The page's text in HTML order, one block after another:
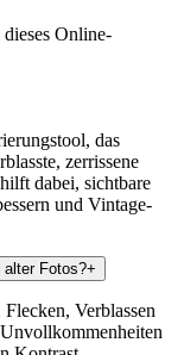
Online-
das
zerrissene
dabei, sichtbare
und Vintage-
alter Fotos?+
Verblassen